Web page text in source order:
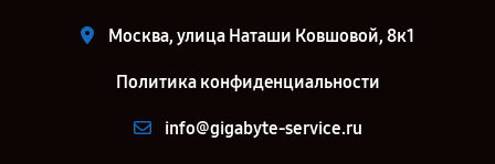
Москва, улица Наташи Ковшовой, 8к1
Политика конфиденциальности
info@gigabyte-service.ru